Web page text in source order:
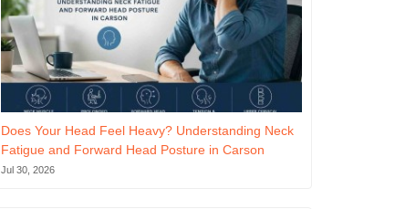
Does Your Head Feel Heavy? Understanding Neck
Fatigue and Forward Head Posture in Carson
Jul 30, 2026